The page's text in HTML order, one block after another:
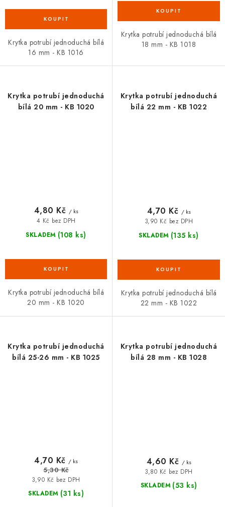
Krytka potrubí jednoduchá bílá
16 mm - KB 1016
Krytka potrubí jednoduchá bílá
18 mm - KB 1018
Krytka potrubí jednoduchá
bílá 20 mm - KB 1020
SKLADEM (108 ks)
4 Kč bez DPH
4,80 Kč / ks
Krytka potrubí jednoduchá bílá
20 mm - KB 1020
Krytka potrubí jednoduchá
bílá 22 mm - KB 1022
SKLADEM (135 ks)
3,90 Kč bez DPH
4,70 Kč / ks
Krytka potrubí jednoduchá bílá
22 mm - KB 1022
Krytka potrubí jednoduchá
bílá 25-26 mm - KB 1025
SKLADEM (31 ks)
3,90 Kč bez DPH
4,70 Kč / ks
5,30 Kč
Krytka potrubí jednoduchá
bílá 28 mm - KB 1028
SKLADEM (53 ks)
3,80 Kč bez DPH
4,60 Kč / ks